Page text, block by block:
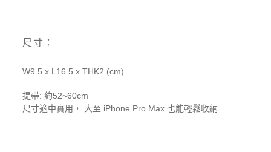
尺寸：
W9.5 x L16.5 x THK2 (cm)
提帶: 約52~60cm
尺寸適中實用， 大至 iPhone Pro Max 也能輕鬆收納